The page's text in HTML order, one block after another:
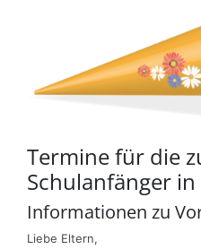
Termine für die
Schulanfänger
Informationen zu
Liebe Eltern,